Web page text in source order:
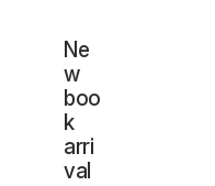
Ne
w
boo
k
arri
val